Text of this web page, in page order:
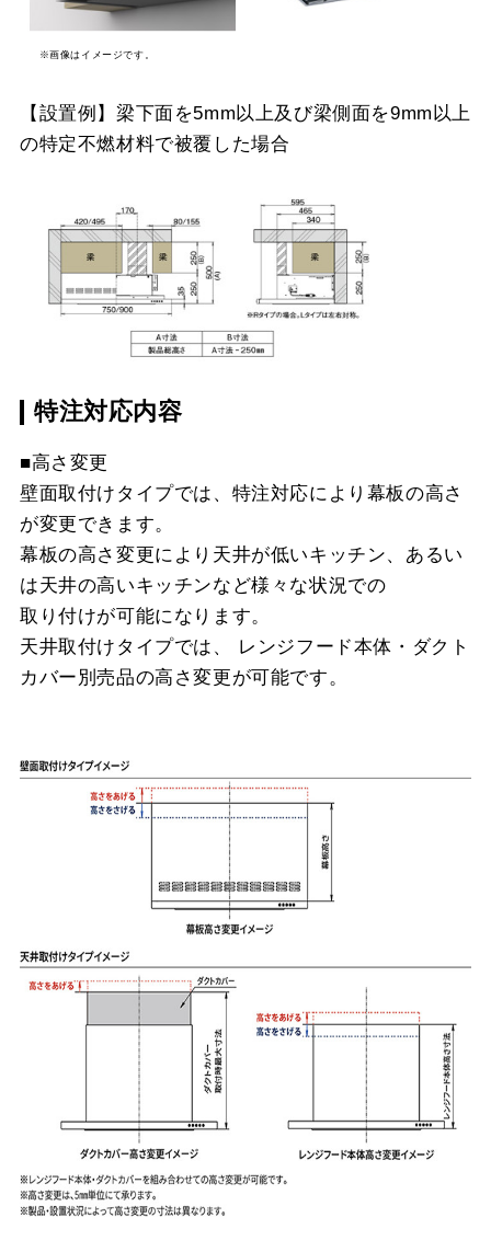
※画像はイメージです。
【設置例】梁下面を5mm以上及び梁側面を9mm以上
の特定不燃材料で被覆した場合
特注対応内容
■高さ変更
壁面取付けタイプでは、特注対応により幕板の高さ
が変更できます。
幕板の高さ変更により天井が低いキッチン、あるい
は天井の高いキッチンなど様々な状況での
取り付けが可能になります。
天井取付けタイプでは、 レンジフード本体・ダクト
カバー別売品の高さ変更が可能です。